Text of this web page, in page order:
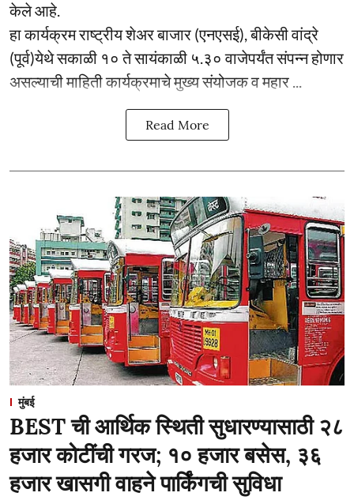
केले आहे.
हा कार्यक्रम राष्ट्रीय शेअर बाजार (एनएसई), बीकेसी वांद्रे
(पूर्व)येथे सकाळी १० ते सायंकाळी ५.३० वाजेपर्यंत संपन्न होणार
असल्याची माहिती कार्यक्रमाचे मुख्य संयोजक व महार ...
Read More
मुंबई
BEST ची आर्थिक स्थिती सुधारण्यासाठी २८
हजार कोटींची गरज; १० हजार बसेस, ३६
हजार खासगी वाहने पार्किंगची सुविधा